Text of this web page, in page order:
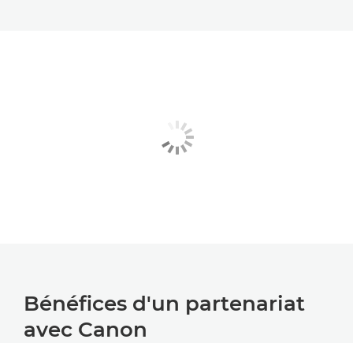
Bénéfices d'un partenariat
avec Canon